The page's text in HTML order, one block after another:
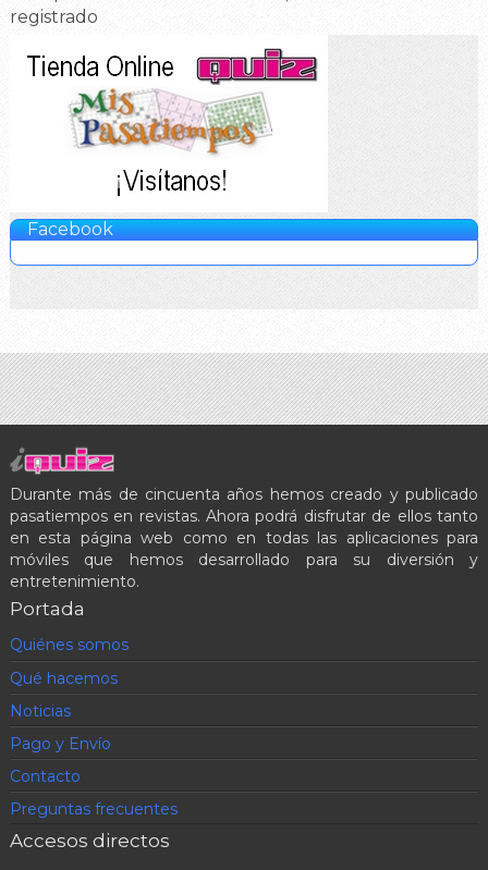
registrado
Facebook
Durante más de cincuenta años hemos creado y publicado
pasatiempos en revistas. Ahora podrá disfrutar de ellos tanto
en esta página web como en todas las aplicaciones para
móviles que hemos desarrollado para su diversión y
entretenimiento.
Portada
Quiénes somos
Qué hacemos
Noticias
Pago y Envío
Contacto
Preguntas frecuentes
Accesos directos